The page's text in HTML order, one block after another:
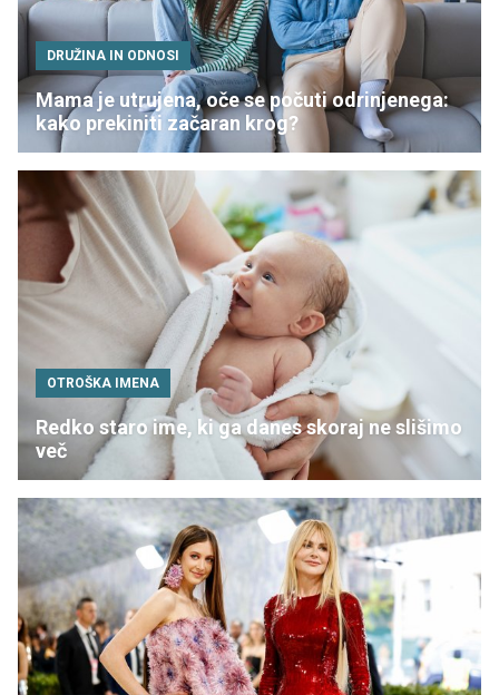
DRUŽINA IN ODNOSI
Mama je utrujena, oče se počuti odrinjenega:
kako prekiniti začaran krog?
OTROŠKA IMENA
Redko staro ime, ki ga danes skoraj ne slišimo
več